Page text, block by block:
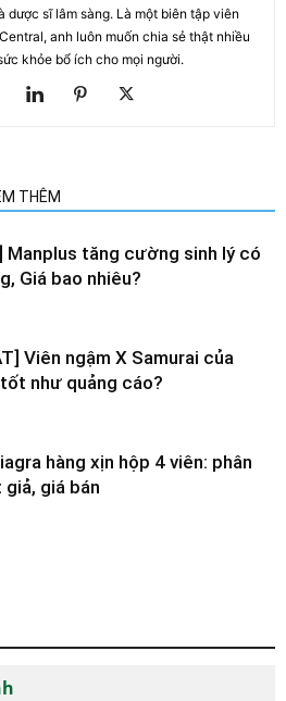
dược sĩ lâm sàng. Là một biên tập viên
anh luôn muốn chia sẻ thật nhiều
khỏe bổ ích cho mọi người.
THÊM
Manplus tăng cường sinh lý có
Giá bao nhiêu?
Viên ngậm X Samurai của
như quảng cáo?
hàng xịn hộp 4 viên: phân
giá bán